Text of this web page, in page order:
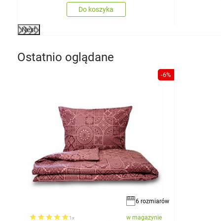
Do koszyka
Next
Ostatnio oglądane
-6%
6 rozmiarów
1x w magazynie